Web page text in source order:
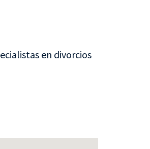
en divorcios